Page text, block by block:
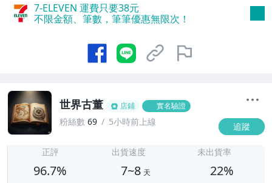
7-ELEVEN 運費只要38元
不限金額、筆數，筆筆優惠無限次！
世界古董 店鋪 實名驗證
粉絲數 69 5小時前上線 追蹤
正評
96.7%
出貨速度
7~8 天
未出貨率
22%